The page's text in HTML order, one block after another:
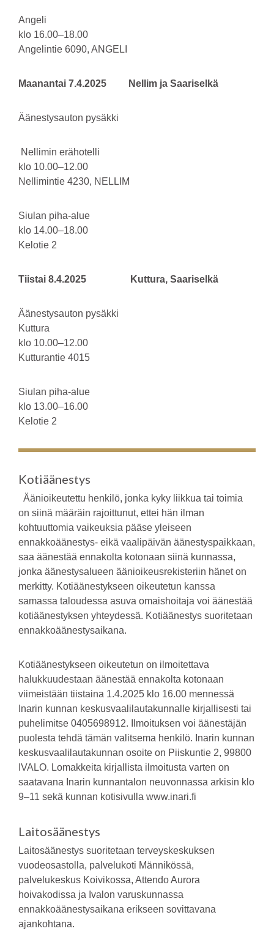
Angeli
klo 16.00–18.00
Angelintie 6090, ANGELI
Maanantai 7.4.2025 Nellim ja Saariselkä
Äänestysauton pysäkki
Nellimin erähotelli
klo 10.00–12.00
Nellimintie 4230, NELLIM
Siulan piha-alue
klo 14.00–18.00
Kelotie 2
Tiistai 8.4.2025 Kuttura, Saariselkä
Äänestysauton pysäkki
Kuttura
klo 10.00–12.00
Kutturantie 4015
Siulan piha-alue
klo 13.00–16.00
Kelotie 2
Kotiäänestys
Äänioikeutettu henkilö, jonka kyky liikkua tai toimia
on siinä määräin rajoittunut, ettei hän ilman
kohtuuttomia vaikeuksia pääse yleiseen
ennakkoäänestys- eikä vaalipäivän äänestyspaikkaan,
saa äänestää ennakolta kotonaan siinä kunnassa,
jonka äänestysalueen äänioikeusrekisteriin hänet on
merkitty. Kotiäänestykseen oikeutetun kanssa
samassa taloudessa asuva omaishoitaja voi äänestää
kotiäänestyksen yhteydessä. Kotiäänestys suoritetaan
ennakkoäänestysaikana.
Kotiäänestykseen oikeutetun on ilmoitettava
halukkuudestaan äänestää ennakolta kotonaan
viimeistään tiistaina 1.4.2025 klo 16.00 mennessä
Inarin kunnan keskusvaalilautakunnalle kirjallisesti tai
puhelimitse 0405698912. Ilmoituksen voi äänestäjän
puolesta tehdä tämän valitsema henkilö. Inarin kunnan
keskusvaalilautakunnan osoite on Piiskuntie 2, 99800
IVALO. Lomakkeita kirjallista ilmoitusta varten on
saatavana Inarin kunnantalon neuvonnassa arkisin klo
9–11 sekä kunnan kotisivulla www.inari.fi
Laitosäänestys
Laitosäänestys suoritetaan terveyskeskuksen
vuodeosastolla, palvelukoti Männikössä,
palvelukeskus Koivikossa, Attendo Aurora
hoivakodissa ja Ivalon varuskunnassa
ennakkoäänestysaikana erikseen sovittavana
ajankohtana.